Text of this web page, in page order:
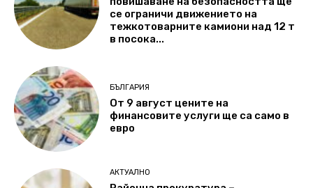
се ограничи движението на
тежкотоварните камиони над 12 т
в посока...
БЪЛГАРИЯ
От 9 август цените на
финансовите услуги ще са само в
евро
АКТУАЛНО